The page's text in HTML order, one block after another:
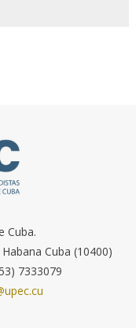
Cuba.
Cuba (10400)
7333079